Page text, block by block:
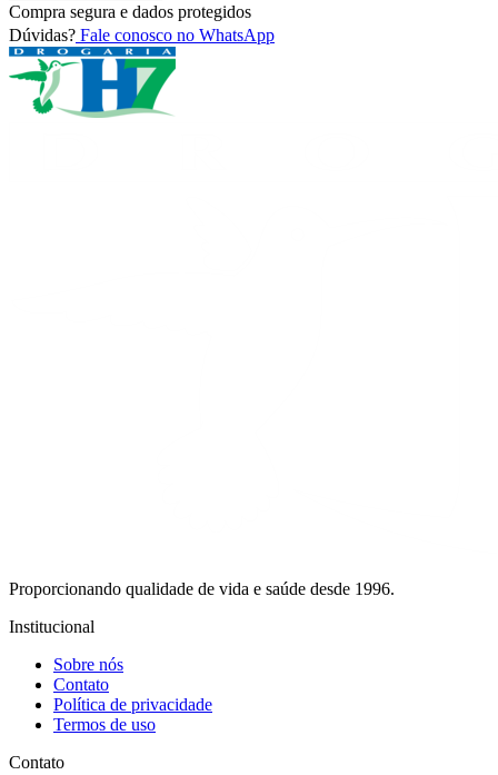
Compra segura e dados protegidos
Dúvidas? Fale conosco no WhatsApp
Proporcionando qualidade de vida e saúde desde 1996.
Institucional
Sobre nós
Contato
Política de privacidade
Termos de uso
Contato